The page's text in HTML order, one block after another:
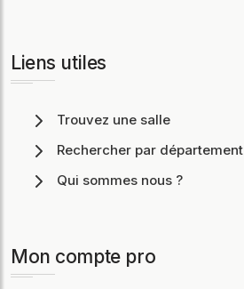
Liens utiles
Trouvez une salle
Rechercher par département
Qui sommes nous ?
Mon compte pro